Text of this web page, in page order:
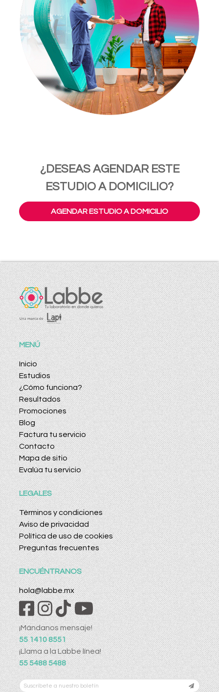
¿DESEAS AGENDAR ESTE
ESTUDIO A DOMICILIO?
AGENDAR ESTUDIO A DOMICILIO
MENÚ
Inicio
Estudios
¿Cómo funciona?
Resultados
Promociones
Blog
Factura tu servicio
Contacto
Mapa de sitio
Evalúa tu servicio
LEGALES
Términos y condiciones
Aviso de privacidad
Política de uso de cookies
Preguntas frecuentes
ENCUÉNTRANOS
hola@labbe.mx
¡Mándanos mensaje!
55 1410 8551
¡Llama a la Labbe línea!
55 5488 5488